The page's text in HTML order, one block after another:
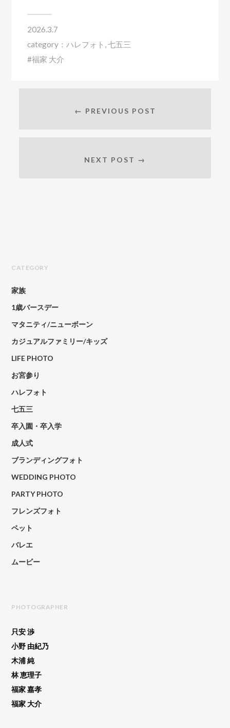
2026.3.7
category： ハレフォト ,七五三
福家 大介
← PREVIOUS POST
NEXT POST →
CATEGORY
家族
1歳バースデー
マタニティ/ニューボーン
カジュアルファミリー/キッズ
LIFE PHOTO
お宮参り
ハレフォト
七五三
卒入園・卒入学
成人式
ブランディングフォト
WEDDING PHOTO
PARTY PHOTO
フレンズフォト
ペット
バレエ
ムービー
PHOTOGRAPHER
只安 渉
小野 由紀乃
木浦 純
林 恵理子
福家 嘉孝
福家 大介